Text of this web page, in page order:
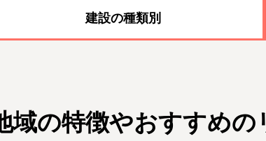
建設の種類別
域の特徴やおすすめの